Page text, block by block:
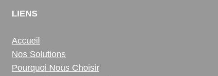
LIENS
Accueil
Nos Solutions
Pourquoi Nous Choisir